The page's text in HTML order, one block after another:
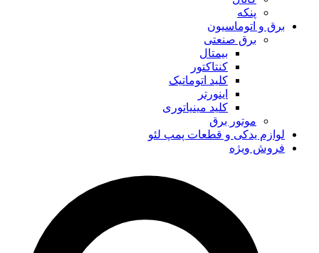
پنکه
برق و اتوماسیون
برق صنعتی
بیمتال
کنتاکتور
کلید اتوماتیک
اینورتر
کلید مینیاتوری
موتور برق
لوازم یدکی و قطعات پمپ لئو
فروش ویژه